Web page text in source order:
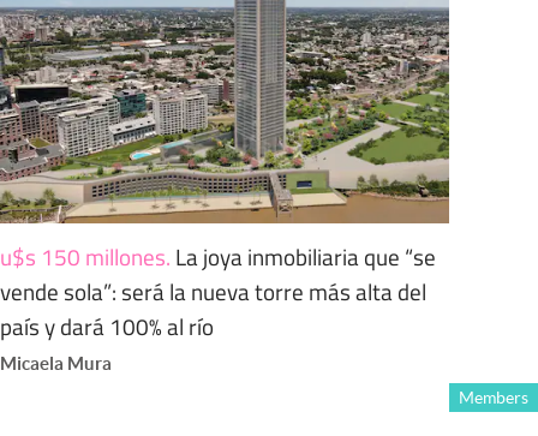
u$s 150 millones. La joya inmobiliaria que “se
vende sola”: será la nueva torre más alta del
país y dará 100% al río
Micaela Mura
Members